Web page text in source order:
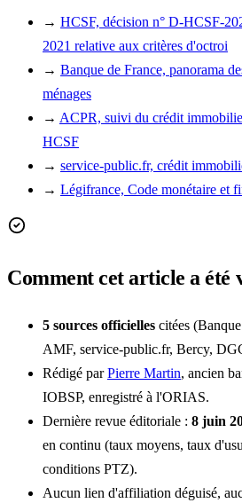
→ HCSF, décision n° D-HCSF-
2021 relative aux critères d'octroi
→ Banque de France, panorama
ménages
→ ACPR, suivi du crédit
HCSF
→ service-public.fr, crédit
→ Légifrance, Code monétaire et
Comment cet article a été
5 sources officielles citées
AMF, service-public.fr, Bercy,
Rédigé parPierre Martin, ancien
IOBSP, enregistré à l'ORIAS.
Dernière revue éditoriale : 8 juin
en continu (taux moyens, taux
conditions PTZ).
Aucun lien d'affiliation déguisé,